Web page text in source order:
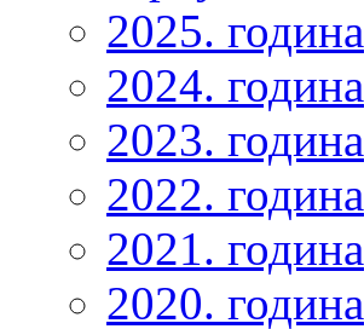
2025. година
2024. година
2023. година
2022. година
2021. година
2020. година